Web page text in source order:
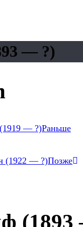
— ?)
— ?)Раньше
(1922 — ?)Позже